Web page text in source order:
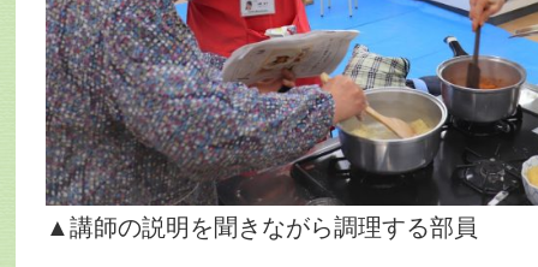
▲講師の説明を聞きながら調理する部員